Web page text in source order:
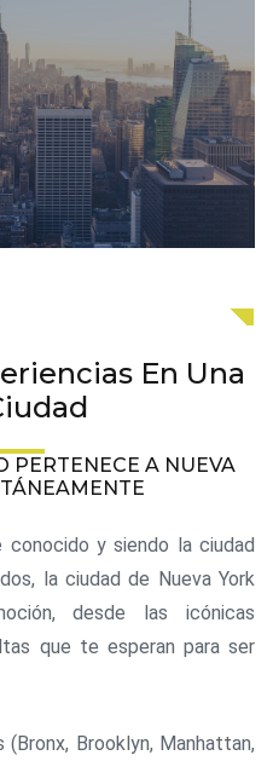
En Una
PERTENECE A NUEVA
conocido y siendo la ciudad
la ciudad de Nueva York
desde las icónicas
que te esperan para ser
Brooklyn, Manhattan,